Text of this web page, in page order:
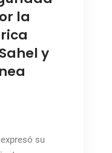
la
y
su